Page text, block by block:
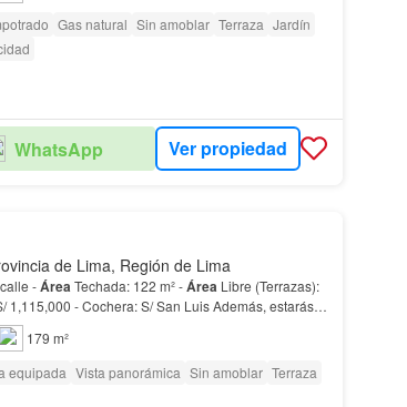
Gas natural Sin amoblar Terraza Jardín
WhatsApp Ver propiedad
de Lima, Región de Lima
-ÁreaTechada: 122 m² -Área Libre (Terrazas):
1,115,000 - Cochera: S/ San Luis Además, estarás
- Centro…
179 m²
equipada Vista panorámica Sin amoblar Terraza